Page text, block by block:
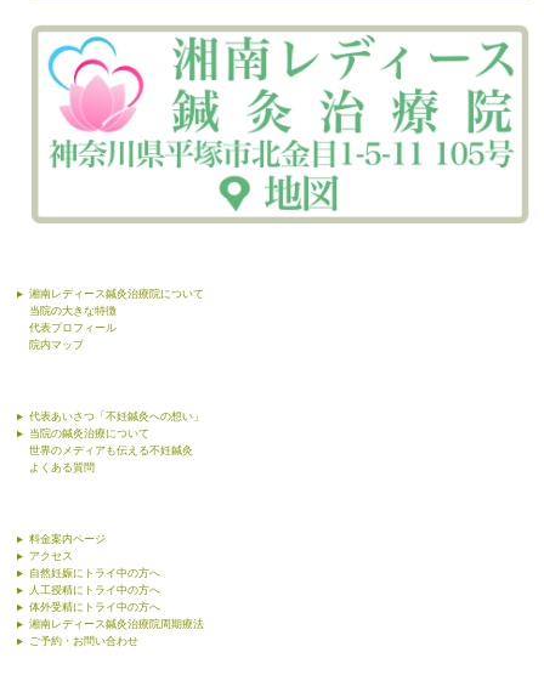
湘南レディース鍼灸治療院について
当院の大きな特徴
代表プロフィール
院内マップ
代表あいさつ「不妊鍼灸への想い」
当院の鍼灸治療について
世界のメディアも伝える不妊鍼灸
よくある質問
料金案内ページ
アクセス
自然妊娠にトライ中の方へ
人工授精にトライ中の方へ
体外受精にトライ中の方へ
湘南レディース鍼灸治療院周期療法
ご予約・お問い合わせ